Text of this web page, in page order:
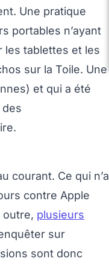
Une pratique
portables n’ayant
les tablettes et les
sur la Toile. Une
et qui a été
courant. Ce qui n’a
contre Apple
outre, plusieurs
sur
sont donc